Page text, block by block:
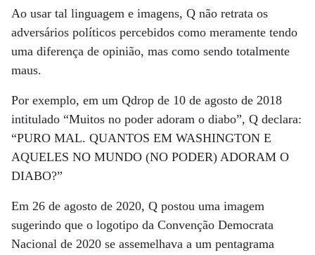
Ao usar tal linguagem e imagens, Q não retrata os
adversários políticos percebidos como meramente tendo
uma diferença de opinião, mas como sendo totalmente
maus.
Por exemplo, em um Qdrop de 10 de agosto de 2018
intitulado “Muitos no poder adoram o diabo”, Q declara:
“PURO MAL. QUANTOS EM WASHINGTON E
AQUELES NO MUNDO (NO PODER) ADORAM O
DIABO?”
Em 26 de agosto de 2020, Q postou uma imagem
sugerindo que o logotipo da Convenção Democrata
Nacional de 2020 se assemelhava a um pentagrama